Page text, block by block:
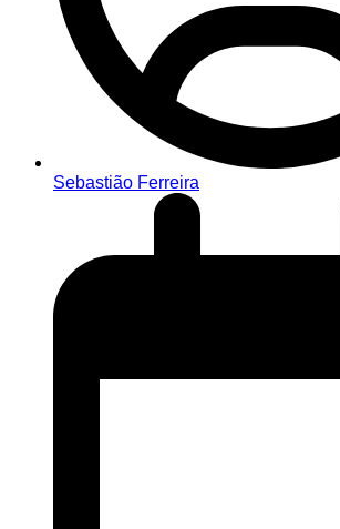
Sebastião Ferreira